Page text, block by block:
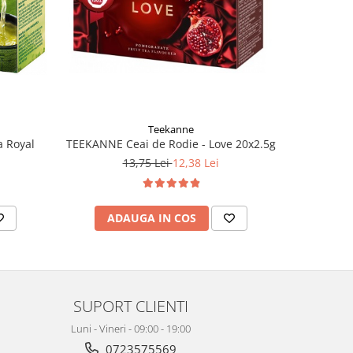
Royal
Teekanne
TEEKANNE Ceai de Rodie - Love 20x2.5g
13,75 Lei12,38 Lei
ADAUGA IN COS
SUPORT CLIENTI
Luni - Vineri - 09:00 - 19:00
0723575569